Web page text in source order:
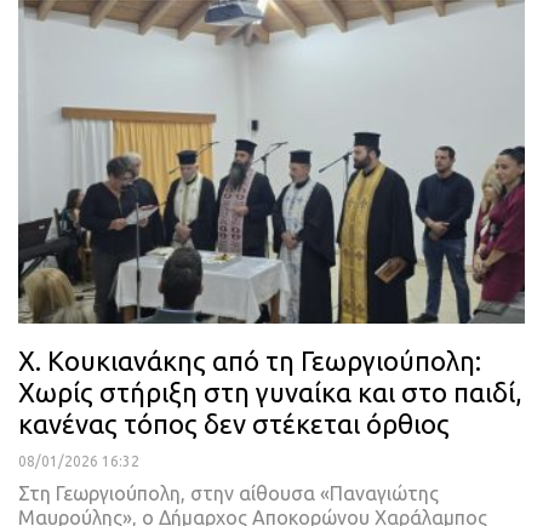
Χ. Κουκιανάκης από τη Γεωργιούπολη:
Χωρίς στήριξη στη γυναίκα και στο παιδί,
κανένας τόπος δεν στέκεται όρθιος
08/01/2026 16:32
Στη Γεωργιούπολη, στην αίθουσα «Παναγιώτης
Μαυρούλης», ο Δήμαρχος Αποκορώνου Χαράλαμπος